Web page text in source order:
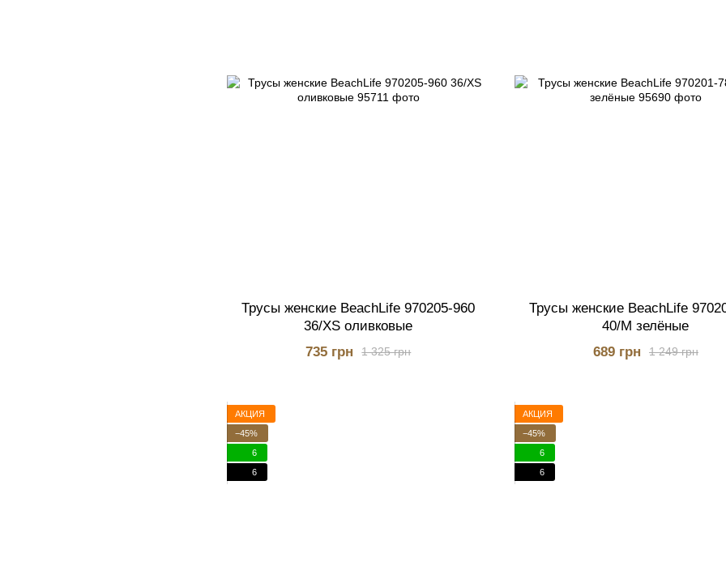
Трусы женские BeachLife 970205-960
36/XS оливковые
1 325 грн
735 грн
Трусы женские BeachLife
40/M зелёные
1 249 грн
689 грн
АКЦИЯ
−45%
6
6
АКЦИЯ
−45%
6
6